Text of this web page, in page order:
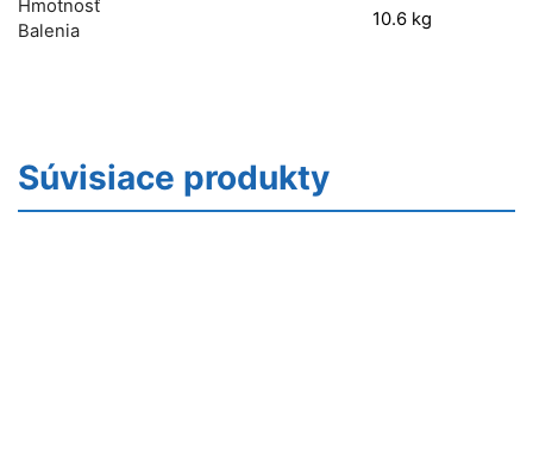
Hmotnosť
Balenia
10.6 kg
Súvisiace produkty